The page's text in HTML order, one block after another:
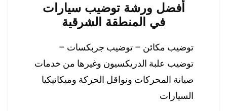
أفضل ورشة توضيب سيارات
في المنطقة الشرقية
توضيب مكائن – توضيب جربكسات –
توضيب علبة الدريكسيون وغيرها من خدمات
صيانة المحركات ونواقل الحركة وميكانيكيا
السيارات